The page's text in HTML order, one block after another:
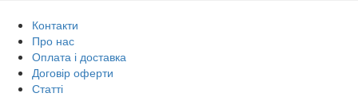
Контакти
Про нас
Оплата і доставка
Договір оферти
Статті